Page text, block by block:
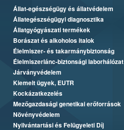
Állat-egészségügy és állatvédelem
Állategészségügyi diagnosztika
Állatgyógyászati termékek
Borászat és alkoholos italok
Élelmiszer- és takarmánybiztonság
Élelmiszerlánc-biztonsági laborhálózat
Járványvédelem
Kiemelt ügyek, EUTR
Kockázatkezelés
Mezőgazdasági genetikai erőforrások
Növényvédelem
Nyilvántartási és Felügyeleti Díj